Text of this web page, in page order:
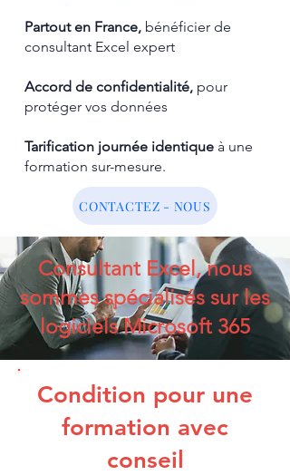
Partout en France, bénéficier de
consultant Excel expert
Accord de confidentialité, pour
protéger vos données
Tarification journée identique à une
formation sur-mesure.
CONTACTEZ - NOUS
Consultant Excel, nous
sommes spécialisés sur les
logiciels Microsoft 365
Condition pour une
formation avec
conseil